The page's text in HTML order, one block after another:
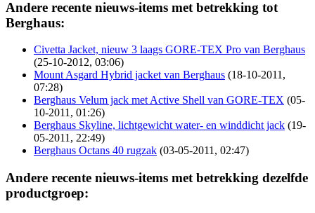
Andere recente nieuws-items met betrekking tot
Berghaus:
Civetta Jacket, nieuw 3 laags GORE-TEX Pro van Berghaus
(25-10-2012, 03:06)
Mount Asgard Hybrid jacket van Berghaus (18-10-2011,
07:28)
Berghaus Velum jack met Active Shell van GORE-TEX (05-
10-2011, 01:26)
Berghaus Skyline, lichtgewicht water- en winddicht jack (19-
05-2011, 22:49)
Berghaus Octans 40 rugzak (03-05-2011, 02:47)
Andere recente nieuws-items met betrekking dezelfde
productgroep: